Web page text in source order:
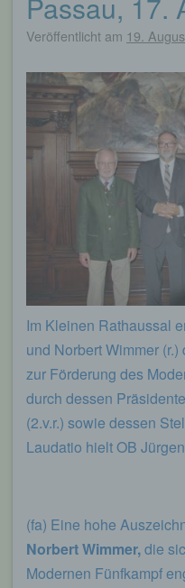
Veröffentlicht am 19.
Im Kleinen Rathaussal
und Norbert Wimmer
zur Förderung des
durch dessen
(2.v.r.) sowie dessen
Laudatio hielt OB
(fa) Eine hohe
Norbert Wimmer,die
Modernen Fünfkampf